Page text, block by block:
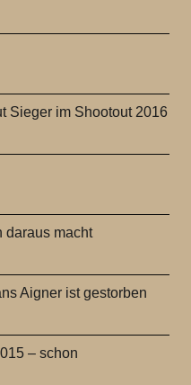
Sieger im Shootout 2016
daraus macht
Aigner ist gestorben
– schon